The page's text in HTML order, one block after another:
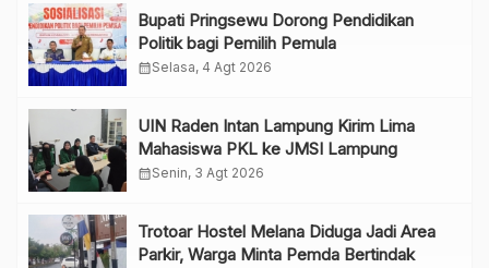
Bupati Pringsewu Dorong Pendidikan
Politik bagi Pemilih Pemula
calendar_monthSelasa, 4 Agt 2026
UIN Raden Intan Lampung Kirim Lima
Mahasiswa PKL ke JMSI Lampung
calendar_monthSenin, 3 Agt 2026
Trotoar Hostel Melana Diduga Jadi Area
Parkir, Warga Minta Pemda Bertindak